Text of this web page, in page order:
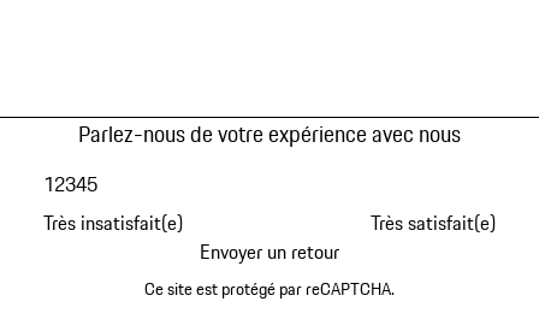
Parlez-nous de votre expérience avec nous
Très insatisfait(e)
12345
Très satisfait(e)
Envoyer un retour
Ce site est protégé par reCAPTCHA.